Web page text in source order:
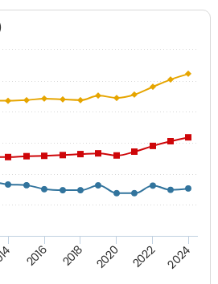
2016 2018 2020 2022 2024